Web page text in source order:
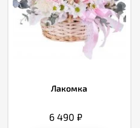
Лакомка
6 490 ₽